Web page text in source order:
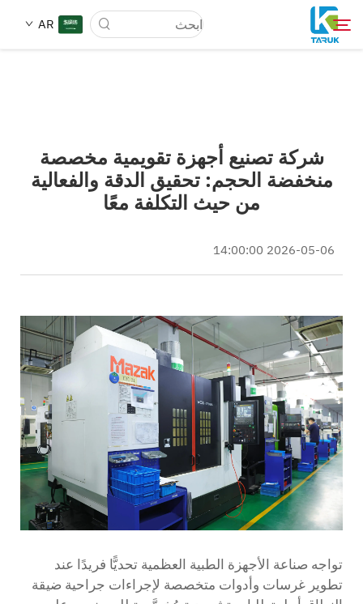
AR
أسواق الطب
أخبار وأحداث
مدونة
اتصل بنا
شركة تصنيع أجهزة تقويمية مخصصة
منخفضة الحجم: تحقيق الدقة والفعالية
من حيث التكلفة معًا
2026-05-06 14:00:00
تواجه صناعة الأجهزة الطبية العظمية تحديًّا فريدًا عند
تطوير غرسات وأدوات متخصصة لإجراءات جراحية ضيقة